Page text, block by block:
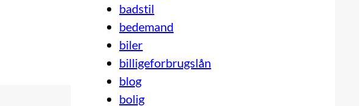
badstil
bedemand
biler
billigeforbrugslån
blog
bolig